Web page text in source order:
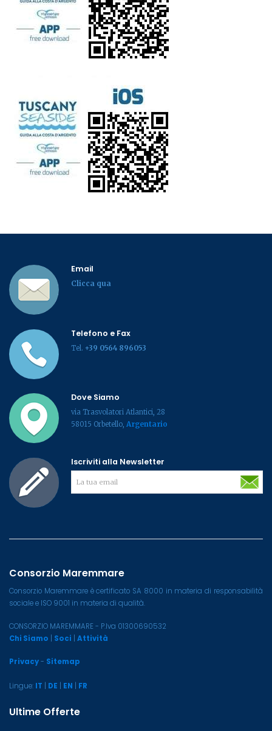
Email
Clicca qua
Telefono e Fax
Tel. +39 0564 896053
Dove Siamo
via Trasvolatori Atlantici, 28
58015 Orbetello, Argentario
Iscriviti alla Newsletter
Consorzio Maremmare
Consorzio Maremmare è certificato SA 8000 in materia di responsabilità
sociale e ISO 9001 in materia di qualità.
CONSORZIO MAREMMARE - P.Iva 01300690532
Chi Siamo
Soci Attività
Privacy- Sitemap
Lingue: IT DE EN FR
Ultime Offerte